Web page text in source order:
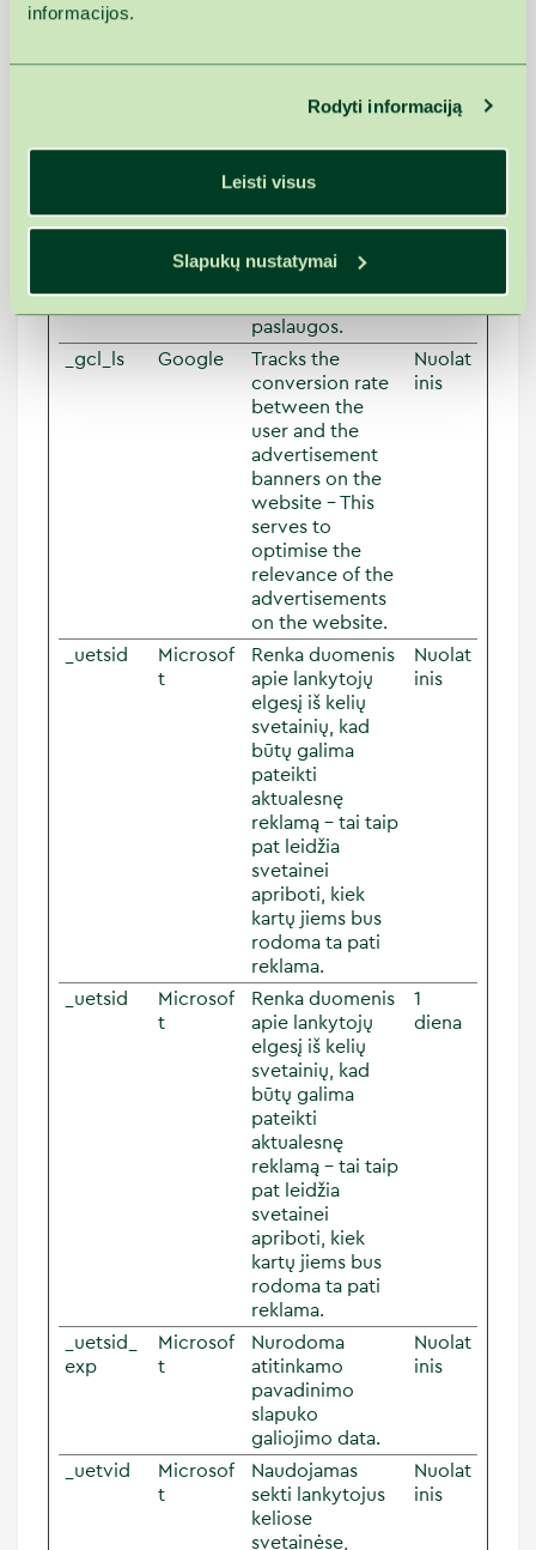
informacijos.
Rodyti informaciją
Leisti visus
Slapukų nustatymai
Naudoja „Google
eksperimentuoti
efektyvumu
svetainėse,
paslaugos.
3
_gcl_ls Google
Tracks the
conversion rate
between the
user and the
advertisement
banners on the
website - This
serves to
optimise the
relevance of the
advertisements
on the website.
Nuolat
inis
_uetsid
Microsof
t
Renka duomenis
apie lankytojų
elgesį iš kelių
svetainių, kad
būtų galima
pateikti
aktualesnę
reklamą – tai taip
pat leidžia
svetainei
apriboti, kiek
kartų jiems bus
rodoma ta pati
reklama.
Nuolat
inis
_uetsid
Microsof
t
Renka duomenis
apie lankytojų
elgesį iš kelių
svetainių, kad
būtų galima
pateikti
aktualesnę
reklamą – tai taip
pat leidžia
svetainei
apriboti, kiek
kartų jiems bus
rodoma ta pati
reklama.
1
diena
_uetsid_
exp
Microsof
t
Nurodoma
atitinkamo
pavadinimo
slapuko
galiojimo data.
Nuolat
inis
_uetvid
Microsof
t
Naudojamas
sekti lankytojus
keliose
svetainėse,
Nuolat
inis